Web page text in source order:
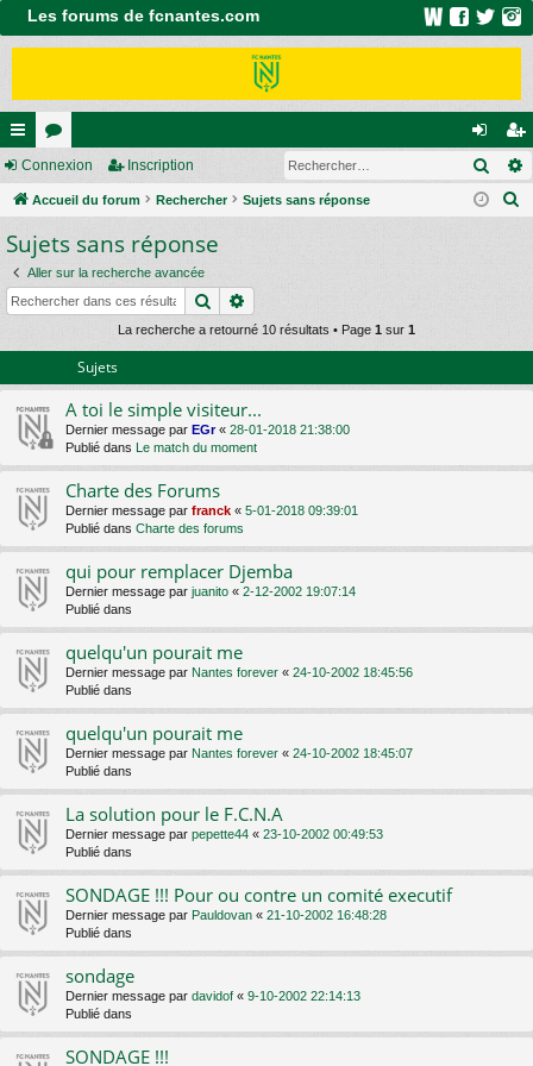
Les forums de fcnantes.com
ac
co
ur
ci
s
or
u
m
s
on
ne
ns
cri
Connexion Inscription
Accueil du forum Rechercher Sujets sans réponse
c
h
Sujets sans réponse
Aller sur la recherche avancée
Rechercher
La recherche a retourné 10 résultats • Page 1 sur 1
Sujets
A toi le simple visiteur...
Dernier message par EGr« 28-01-2018 21:38:00
Publié dans Le match du moment
Charte des Forums
Dernier message par franck « 5-01-2018 09:39:01
Publié dans Charte des forums
qui pour remplacer Djemba
Dernier message par juanito « 2-12-2002 19:07:14
Publié dans
quelqu'un pourait me
Dernier message par Nantes forever « 24-10-2002 18:45:56
Publié dans
quelqu'un pourait me
Dernier message par Nantes forever « 24-10-2002 18:45:07
Publié dans
La solution pour le F.C.N.A
Dernier message par pepette44 « 23-10-2002 00:49:53
Publié dans
SONDAGE !!! Pour ou contre un comité executif
Dernier message par Pauldovan « 21-10-2002 16:48:28
Publié dans
sondage
Dernier message par davidof « 9-10-2002 22:14:13
Publié dans
SONDAGE !!!